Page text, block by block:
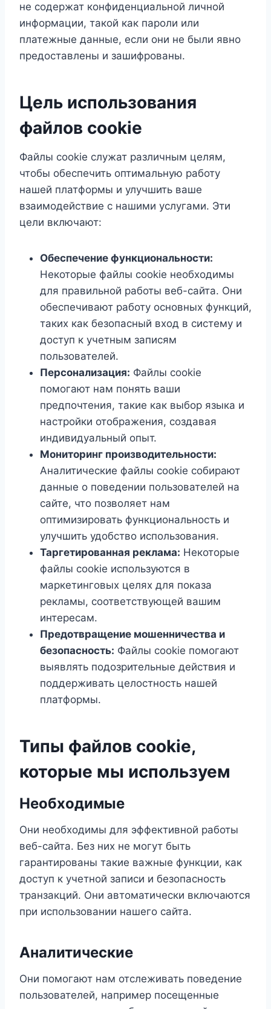
не содержат конфиденциальной личной
информации, такой как пароли или
платежные данные, если они не были явно
предоставлены и зашифрованы.
Цель использования
файлов cookie
Файлы cookie служат различным целям,
чтобы обеспечить оптимальную работу
нашей платформы и улучшить ваше
взаимодействие с нашими услугами. Эти
цели включают:
Обеспечение функциональности:
Некоторые файлы cookie необходимы
для правильной работы веб-сайта. Они
обеспечивают работу основных функций,
таких как безопасный вход в систему и
доступ к учетным записям
пользователей.
Персонализация: Файлы cookie
помогают нам понять ваши
предпочтения, такие как выбор языка и
настройки отображения, создавая
индивидуальный опыт.
Мониторинг производительности:
Аналитические файлы cookie собирают
данные о поведении пользователей на
сайте, что позволяет нам
оптимизировать функциональность и
улучшить удобство использования.
Таргетированная реклама: Некоторые
файлы cookie используются в
маркетинговых целях для показа
рекламы, соответствующей вашим
интересам.
Предотвращение мошенничества и
безопасность: Файлы cookie помогают
выявлять подозрительные действия и
поддерживать целостность нашей
платформы.
Типы файлов cookie,
которые мы используем
Необходимые
Они необходимы для эффективной работы
веб-сайта. Без них не могут быть
гарантированы такие важные функции, как
доступ к учетной записи и безопасность
транзакций. Они автоматически включаются
при использовании нашего сайта.
Аналитические
Они помогают нам отслеживать поведение
пользователей, например посещенные